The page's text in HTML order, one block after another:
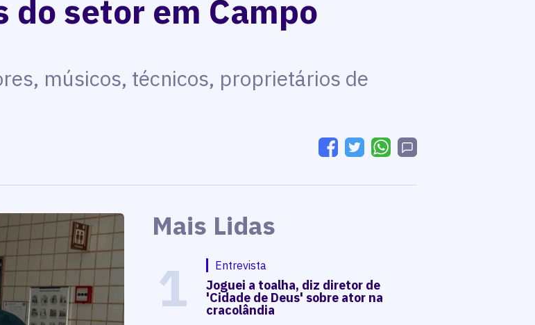
setor em Campo
músicos, técnicos, proprietários de
Mais Lidas
1 Entrevista
Joguei a toalha, diz diretor de
'Cidade de Deus' sobre ator na
cracolândia